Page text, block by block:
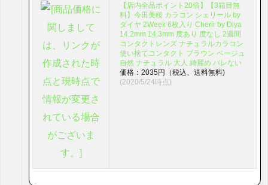
【店内全品ポイント20倍】【3箱目無
料】今田美桜 カラコン シェリール by
ダイヤ 2Week 6枚入り Cherir by Diya
14.2mm 14.3mm 度あり 度なし 2週間
コンタクトレンズ ナチュラルカラコン
使い捨てコンタクト ブラウン ベージュ
自然 ナチュラル 大人 綺麗め バレない
価格：2035円（税込、送料無料)
(2020/5/24時点)